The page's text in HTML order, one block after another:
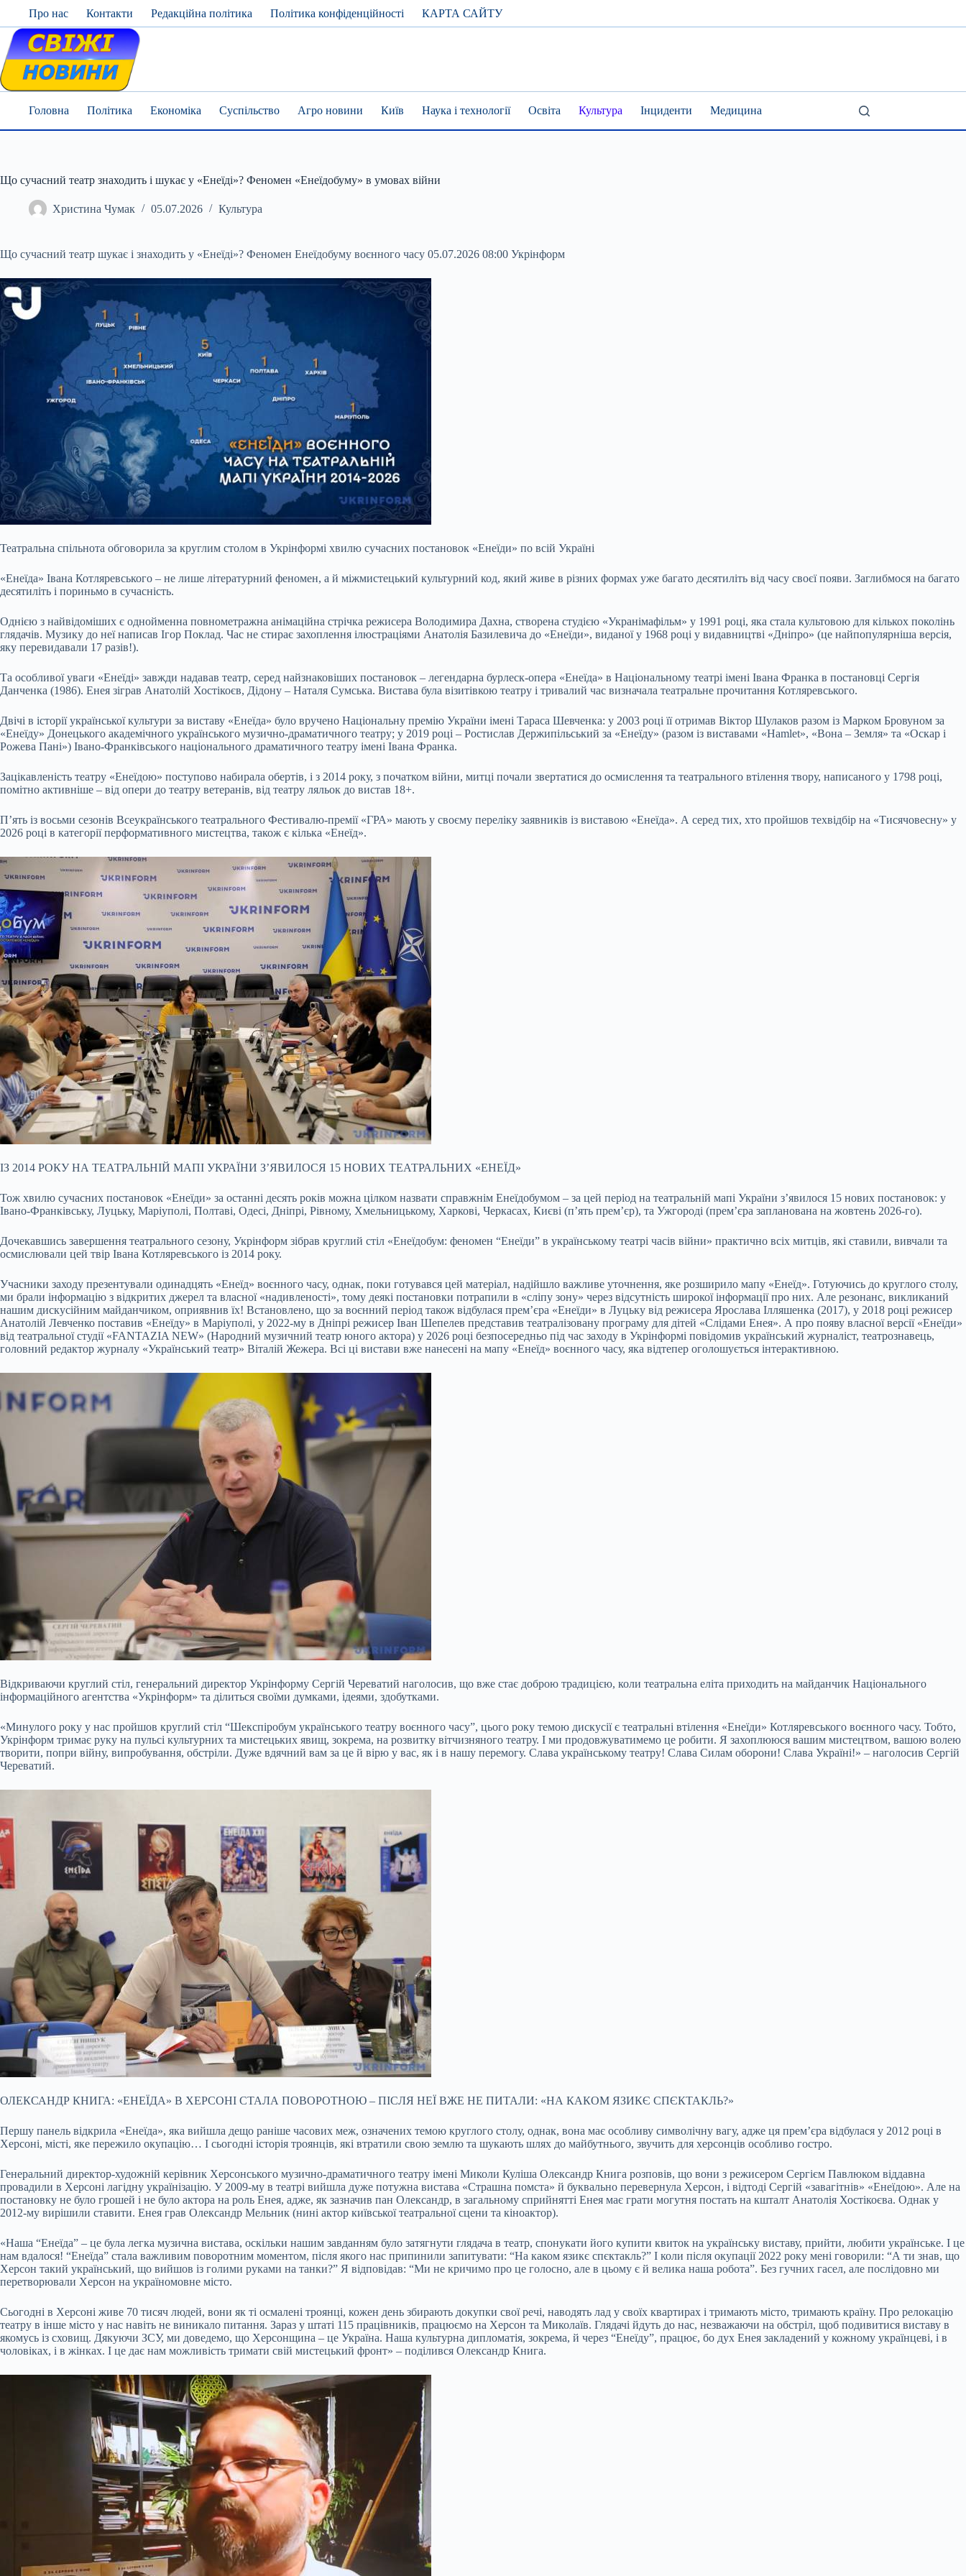
content
Про нас Контакти Редакційна політика Політика конфіденційності КАРТА САЙТУ
Головна Політика Економіка Суспільство Агро новини Київ Наука і технології Освіта Культура Інциденти Медицина
Що сучасний театр знаходить і шукає у «Енеїді»? Феномен «Енеїдобуму» в умовах війни
Христина Чумак 05.07.2026 Культура
Що сучасний театр шукає і знаходить у «Енеїді»? Феномен Енеїдобуму воєнного часу 05.07.2026 08:00 Укрінформ
Театральна спільнота обговорила за круглим столом в Укрінформі хвилю сучасних постановок «Енеїди» по всій Україні
«Енеїда» Івана Котляревського – не лише літературний феномен, а й міжмистецький культурний код, який живе в різних формах уже багато десятиліть від часу своєї появи. Заглибмося на багато
десятиліть і пориньмо в сучасність.
Однією з найвідоміших є однойменна повнометражна анімаційна стрічка режисера Володимира Дахна, створена студією «Укранімафільм» у 1991 році, яка стала культовою для кількох поколінь
глядачів. Музику до неї написав Ігор Поклад. Час не стирає захоплення ілюстраціями Анатолія Базилевича до «Енеїди», виданої у 1968 році у видавництві «Дніпро» (це найпопулярніша версія,
яку перевидавали 17 разів!).
Та особливої уваги «Енеїді» завжди надавав театр, серед найзнаковіших постановок – легендарна бурлеск-опера «Енеїда» в Національному театрі імені Івана Франка в постановці Сергія
Данченка (1986). Енея зіграв Анатолій Хостікоєв, Дідону – Наталя Сумська. Вистава була візитівкою театру і тривалий час визначала театральне прочитання Котляревського.
Двічі в історії української культури за виставу «Енеїда» було вручено Національну премію України імені Тараса Шевченка: у 2003 році її отримав Віктор Шулаков разом із Марком Бровуном за
«Енеїду» Донецького академічного українського музично-драматичного театру; у 2019 році – Ростислав Держипільський за «Енеїду» (разом із виставами «Hamlet», «Вона – Земля» та «Оскар і
Рожева Пані») Івано-Франківського національного драматичного театру імені Івана Франка.
Зацікавленість театру «Енеїдою» поступово набирала обертів, і з 2014 року, з початком війни, митці почали звертатися до осмислення та театрального втілення твору, написаного у 1798 році,
помітно активніше – від опери до театру ветеранів, від театру ляльок до вистав 18+.
Пʼять із восьми сезонів Всеукраїнського театрального Фестивалю-премії «ГРА» мають у своєму переліку заявників із виставою «Енеїда». А серед тих, хто пройшов техвідбір на «Тисячовесну» у
2026 році в категорії перформативного мистецтва, також є кілька «Енеїд».
ІЗ 2014 РОКУ НА ТЕАТРАЛЬНІЙ МАПІ УКРАЇНИ З’ЯВИЛОСЯ 15 НОВИХ ТЕАТРАЛЬНИХ «ЕНЕЇД»
Тож хвилю сучасних постановок «Енеїди» за останні десять років можна цілком назвати справжнім Енеїдобумом – за цей період на театральній мапі України з’явилося 15 нових постановок: у
Івано-Франківську, Луцьку, Маріуполі, Полтаві, Одесі, Дніпрі, Рівному, Хмельницькому, Харкові, Черкасах, Києві (пʼять прем’єр), та Ужгороді (прем’єра запланована на жовтень 2026-го).
Дочекавшись завершення театрального сезону, Укрінформ зібрав круглий стіл «Енеїдобум: феномен “Енеїди” в українському театрі часів війни» практично всіх митців, які ставили, вивчали та
осмислювали цей твір Івана Котляревського із 2014 року.
Учасники заходу презентували одинадцять «Енеїд» воєнного часу, однак, поки готувався цей матеріал, надійшло важливе уточнення, яке розширило мапу «Енеїд». Готуючись до круглого столу,
ми брали інформацію з відкритих джерел та власної «надивленості», тому деякі постановки потрапили в «сліпу зону» через відсутність широкої інформації про них. Але резонанс, викликаний
нашим дискусійним майданчиком, оприявнив їх! Встановлено, що за воєнний період також відбулася прем’єра «Енеїди» в Луцьку від режисера Ярослава Ілляшенка (2017), у 2018 році режисер
Анатолій Левченко поставив «Енеїду» в Маріуполі, у 2022-му в Дніпрі режисер Іван Шепелев представив театралізовану програму для дітей «Слідами Енея». А про появу власної версії «Енеїди»
від театральної студії «FANTAZIA NEW» (Народний музичний театр юного актора) у 2026 році безпосередньо під час заходу в Укрінформі повідомив український журналіст, театрознавець,
головний редактор журналу «Український театр» Віталій Жежера. Всі ці вистави вже нанесені на мапу «Енеїд» воєнного часу, яка відтепер оголошується інтерактивною.
Відкриваючи круглий стіл, генеральний директор Укрінформу Сергій Череватий наголосив, що вже стає доброю традицією, коли театральна еліта приходить на майданчик Національного
інформаційного агентства «Укрінформ» та ділиться своїми думками, ідеями, здобутками.
«Минулого року у нас пройшов круглий стіл “Шекспіробум українського театру воєнного часу”, цього року темою дискусії є театральні втілення «Енеїди» Котляревського воєнного часу. Тобто,
Укрінформ тримає руку на пульсі культурних та мистецьких явищ, зокрема, на розвитку вітчизняного театру. І ми продовжуватимемо це робити. Я захоплююся вашим мистецтвом, вашою волею
творити, попри війну, випробування, обстріли. Дуже вдячний вам за це й вірю у вас, як і в нашу перемогу. Слава українському театру! Слава Силам оборони! Слава Україні!» – наголосив Сергій
Череватий.
ОЛЕКСАНДР КНИГА: «ЕНЕЇДА» В ХЕРСОНІ СТАЛА ПОВОРОТНОЮ – ПІСЛЯ НЕЇ ВЖЕ НЕ ПИТАЛИ: «НА КАКОМ ЯЗИКЄ СПЄКТАКЛЬ?»
Першу панель відкрила «Енеїда», яка вийшла дещо раніше часових меж, означених темою круглого столу, однак, вона має особливу символічну вагу, адже ця прем’єра відбулася у 2012 році в
Херсоні, місті, яке пережило окупацію… І сьогодні історія троянців, які втратили свою землю та шукають шлях до майбутнього, звучить для херсонців особливо гостро.
Генеральний директор-художній керівник Херсонського музично-драматичного театру імені Миколи Куліша Олександр Книга розповів, що вони з режисером Сергієм Павлюком віддавна
провадили в Херсоні лагідну українізацію. У 2009-му в театрі вийшла дуже потужна вистава «Страшна помста» й буквально перевернула Херсон, і відтоді Сергій «завагітнів» «Енеїдою». Але на
постановку не було грошей і не було актора на роль Енея, адже, як зазначив пан Олександр, в загальному сприйнятті Енея має грати могутня постать на кшталт Анатолія Хостікоєва. Однак у
2012-му вирішили ставити. Енея грав Олександр Мельник (нині актор київської театральної сцени та кіноактор).
«Наша “Енеїда” – це була легка музична вистава, оскільки нашим завданням було затягнути глядача в театр, спонукати його купити квиток на українську виставу, прийти, любити українське. І це
нам вдалося! “Енеїда” стала важливим поворотним моментом, після якого нас припинили запитувати: “На каком язикє спєктакль?” І коли після окупації 2022 року мені говорили: “А ти знав, що
Херсон такий український, що вийшов із голими руками на танки?” Я відповідав: “Ми не кричимо про це голосно, але в цьому є й велика наша робота”. Без гучних гасел, але послідовно ми
перетворювали Херсон на україномовне місто.
Сьогодні в Херсоні живе 70 тисяч людей, вони як ті осмалені троянці, кожен день збирають докупки свої речі, наводять лад у своїх квартирах і тримають місто, тримають країну. Про релокацію
театру в інше місто у нас навіть не виникало питання. Зараз у штаті 115 працівників, працюємо на Херсон та Миколаїв. Глядачі йдуть до нас, незважаючи на обстріл, щоб подивитися виставу в
якомусь із сховищ. Дякуючи ЗСУ, ми доведемо, що Херсонщина – це Україна. Наша культурна дипломатія, зокрема, й через “Енеїду”, працює, бо дух Енея закладений у кожному українцеві, і в
чоловіках, і в жінках. І це дає нам можливість тримати свій мистецький фронт» – поділився Олександр Книга.